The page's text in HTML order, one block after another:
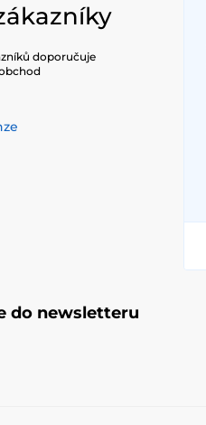
doporučuje
do newsletteru